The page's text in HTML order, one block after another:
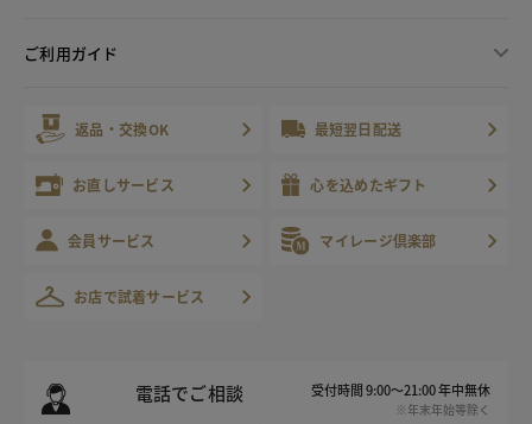
ご利用ガイド
返品・交換OK 最短翌日配送
お直しサービス 心を込めたギフト
会員サービス マイレージ倶楽部
お店で試着サービス
電話でご相談 受付時間 9:00～21:00 年中無休
※年末年始等除く